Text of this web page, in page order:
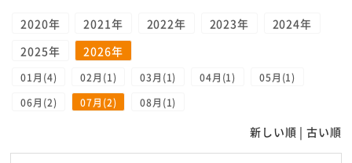
業務内容
業態別お悩み解決
導入事例
2020年 2021年 2022年 2023年
2024年
2025年
2026年
01月(4) 02月(1) 03月(1) 04月(1)
05月(1)
06月(2)
07月(2) 08月(1)
新しい順 |古い順